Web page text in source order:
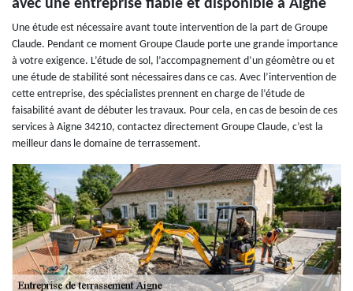
avec une entreprise fiable et disponible à Aigne
Une étude est nécessaire avant toute intervention de la part de Groupe
Claude. Pendant ce moment Groupe Claude porte une grande importance
à votre exigence. L’étude de sol, l’accompagnement d’un géomètre ou et
une étude de stabilité sont nécessaires dans ce cas. Avec l’intervention de
cette entreprise, des spécialistes prennent en charge de l’étude de
faisabilité avant de débuter les travaux. Pour cela, en cas de besoin de ces
services à Aigne 34210, contactez directement Groupe Claude, c’est la
meilleur dans le domaine de terrassement.